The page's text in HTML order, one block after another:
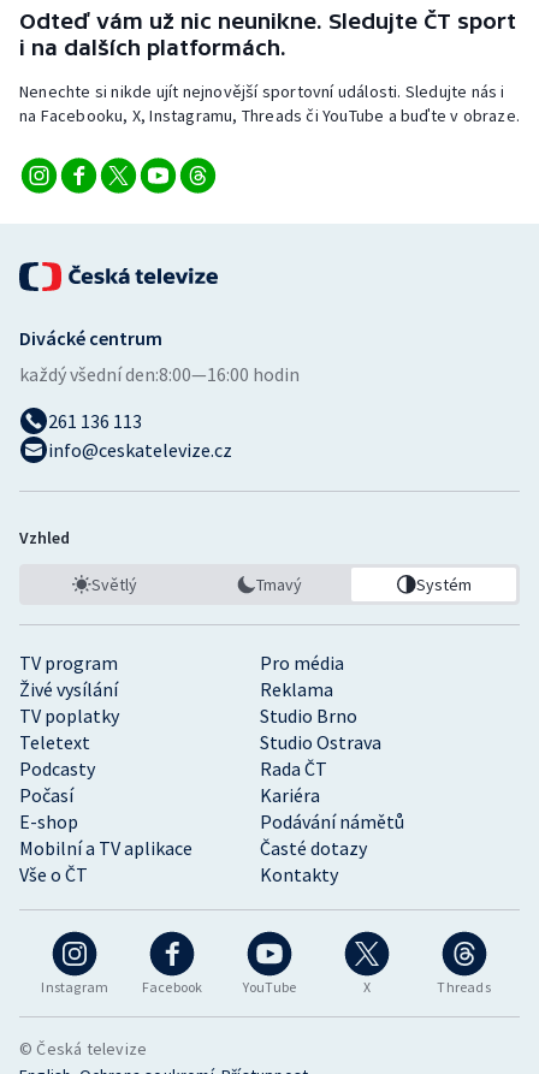
Stolní tenis
Veslování
Vodní slalom
Odteď vám už nic neunikne. Sledujte ČT sport
i na dalších platformách.
Nenechte si nikde ujít nejnovější sportovní události. Sledujte nás i
na Facebooku, X, Instagramu, Threads či YouTube a buďte v obraze.
Instagram Facebook YouTube X Threads
TV program
Pro média
Živé vysílání
Reklama
TV poplatky
Studio Brno
Teletext
Studio Ostrava
Podcasty
Rada ČT
Počasí
Kariéra
E-shop
Podávání námětů
Mobilní a TV aplikace
Časté dotazy
Vše o ČT
Kontakty
Divácké centrum
každý všední den:8:00—16:00 hodin
261 136 113
info@ceskatelevize.cz
Vzhled
Světlý Tmavý Systém
© Česká televize